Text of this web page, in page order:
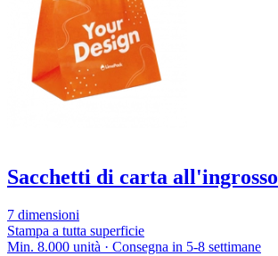
Sacchetti di carta all'ingrosso
7 dimensioni
Stampa a tutta superficie
Min. 8.000 unità · Consegna in 5-8 settimane